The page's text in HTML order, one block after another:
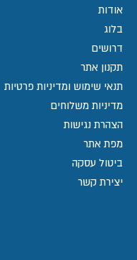
אודות
בלוג
דרושים
תקנון אתר
תנאי שימוש ומדיניות פרטיות
מדיניות משלוחים
הצהרת נגישות
מפת אתר
ביטול עסקה
יצירת קשר